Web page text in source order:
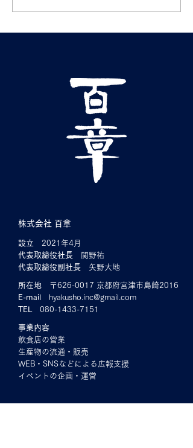
株式会社 百章
設立 2021年4月
代表取締役社長
関野祐
代表取締役副社長 矢野大地
所在地 〒626-0017 京都府宮津市島崎2016
E-mail hyakusho.inc@gmail.com
TEL 080-1433-7151
事業内容
飲食店の営業
生産物の流通・販売
WEB・SNSなどによる広報支援
イベントの企画・運営